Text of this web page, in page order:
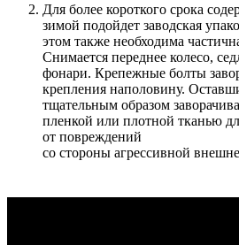
Для более короткого срока
зимой подойдет заводская
этом также необходима
Снимается переднее колесо,
фонари. Крепежные болты
крепления наполовину.
тщательным образом
пленкой или плотной тканью
от повреждений
со стороны агрессивной